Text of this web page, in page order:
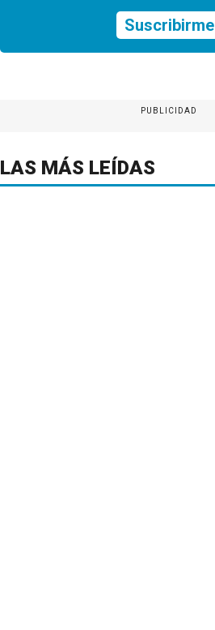
Suscribirme
PUBLICIDAD
LAS MÁS LEÍDAS